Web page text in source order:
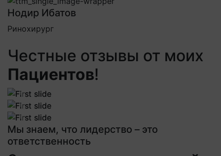
Нодир Ибатов
Ринохирург
Честные отзывы от моих
Пациентов!
Previous
Previous
Previous
Мы знаем, что лидерство – это
ответственность